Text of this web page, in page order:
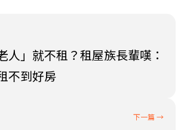
人」就不租？租屋族長輩嘆：
不到好房